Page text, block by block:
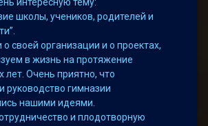
школы, учеников, родителей и
своей организации и о проектах,
в жизнь на протяжение
лет. Очень приятно, что
руководство гимназии
нашими идеями.
и плодотворную